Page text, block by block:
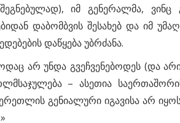
იმ გენერალმა, ვინც
დაბომბვის შესახებ და იმ
დაწყება უბრძანა.
არ უნდა გვეჩვენებოდეს (და
– ასეთია
გენიალური იგავისა არ